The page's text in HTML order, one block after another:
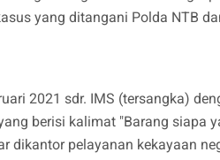
yang ditangani Polda NTB
2021 sdr. IMS (tersangka)
berisi kalimat "Barang siapa
dikantor pelayanan kekayaan